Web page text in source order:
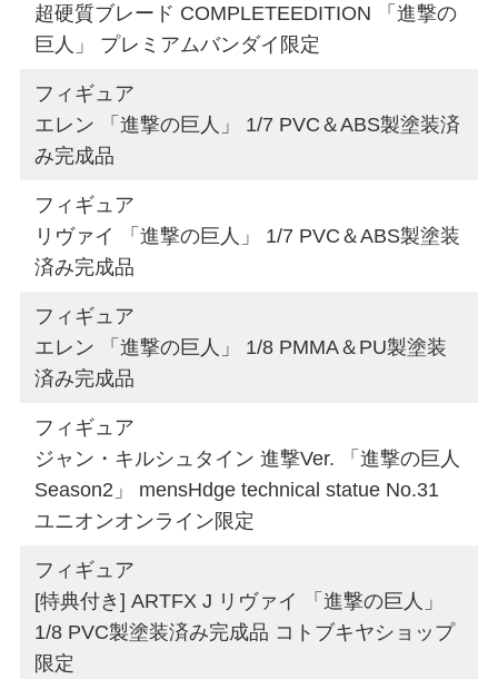
超硬質ブレード COMPLETEEDITION 「進撃の
巨人」 プレミアムバンダイ限定
フィギュア
エレン 「進撃の巨人」 1/7 PVC＆ABS製塗装済
み完成品
フィギュア
リヴァイ 「進撃の巨人」 1/7 PVC＆ABS製塗装
済み完成品
フィギュア
エレン 「進撃の巨人」 1/8 PMMA＆PU製塗装
済み完成品
フィギュア
ジャン・キルシュタイン 進撃Ver. 「進撃の巨人
Season2」 mensHdge technical statue No.31
ユニオンオンライン限定
フィギュア
[特典付き] ARTFX J リヴァイ 「進撃の巨人」
1/8 PVC製塗装済み完成品 コトブキヤショップ
限定